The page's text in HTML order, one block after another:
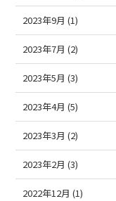
2023年9月 (1)
2023年7月 (2)
2023年5月 (3)
2023年4月 (5)
2023年3月 (2)
2023年2月 (3)
2022年12月 (1)